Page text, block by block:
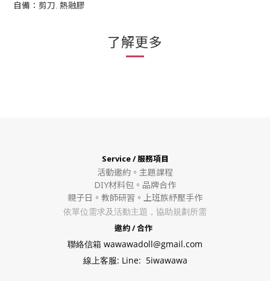
自備：剪刀. 熱融膠
了解更多
Service / 服務項目
活動邀約。 主題課程
DIY材料包。 品牌合作
親子日。教師研習。上班族紓壓手作
依單位需求及活動主題，協助規劃所需
邀約 / 合作
聯絡信箱 wawawadoll@gmail.com
線上客服: Line: 5iwawawa